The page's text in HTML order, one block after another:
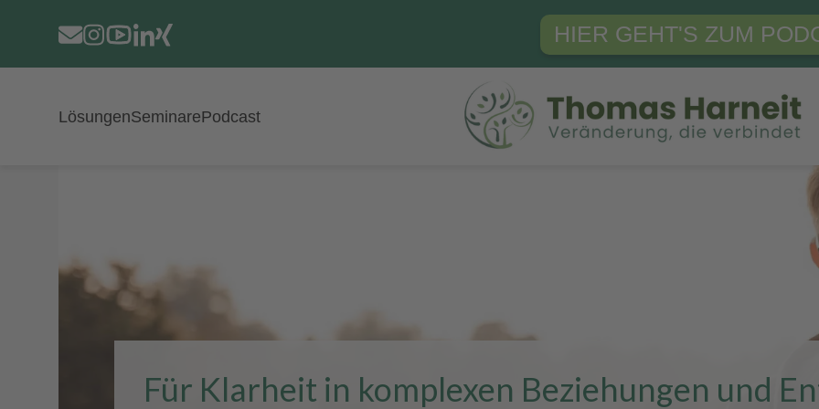
HIER GEHT'S ZUM
Navigation
LösungenSeminarePodcast
Für Klarheit in komplexen Beziehungen und